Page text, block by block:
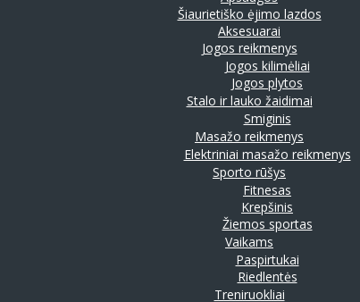
Šiaurietiško ėjimo lazdos
Aksesuarai
Jogos reikmenys
Jogos kilimėliai
Jogos plytos
Stalo ir lauko žaidimai
Smiginis
Masažo reikmenys
Elektriniai masažo reikmenys
Sporto rūšys
Fitnesas
Krepšinis
Žiemos sportas
Vaikams
Paspirtukai
Riedlentės
Treniruokliai